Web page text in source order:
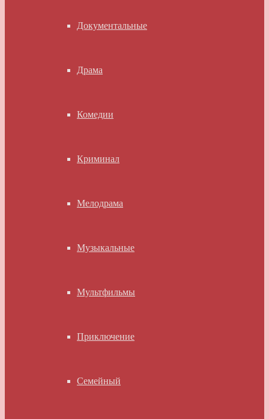
Документальные
Драма
Комедии
Криминал
Мелодрама
Музыкальные
Мультфильмы
Приключение
Семейный